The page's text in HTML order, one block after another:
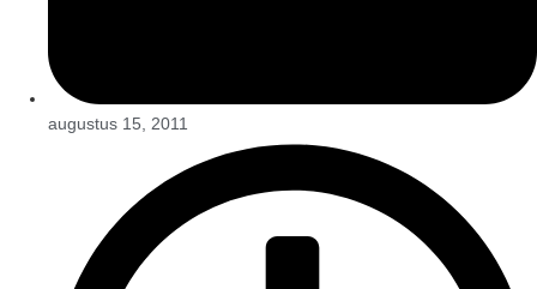
augustus 15, 2011